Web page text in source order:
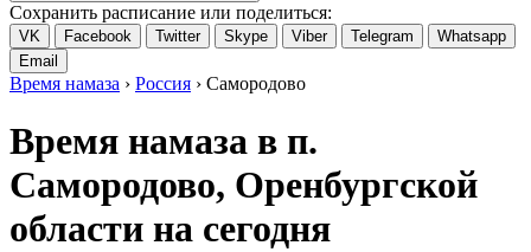
Сохранить расписание или поделиться:
VK Facebook Twitter Skype Viber Telegram
Whatsapp
Email
Время намаза › Россия › Самородово
Время намаза в п.
Самородово, Оренбургской
области на сегодня